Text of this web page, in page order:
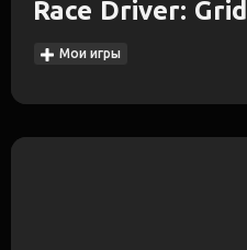
Race Driver: Grid
Мои игры